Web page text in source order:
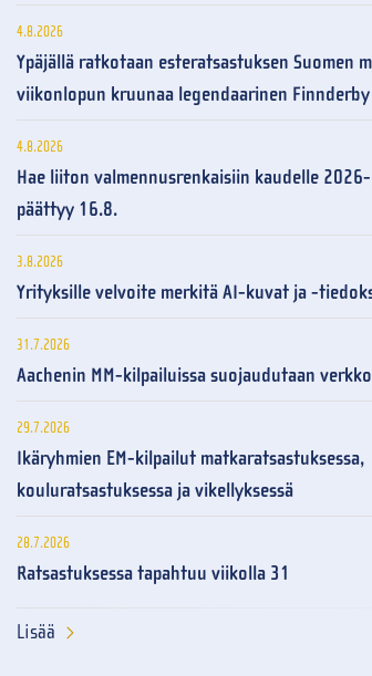
4.8.2026
Ypäjällä ratkotaan esteratsastuksen Suomen
viikonlopun kruunaa legendaarinen Finnderby
4.8.2026
Hae liiton valmennusrenkaisiin kaudelle
päättyy 16.8.
3.8.2026
Yrityksille velvoite merkitä AI-kuvat ja -
31.7.2026
Aachenin MM-kilpailuissa suojaudutaan
29.7.2026
Ikäryhmien EM-kilpailut matkaratsastuksessa,
kouluratsastuksessa ja vikellyksessä
28.7.2026
Ratsastuksessa tapahtuu viikolla 31
Lisää